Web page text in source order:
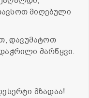
მიღებული
დავუმატოთ
მარწყვი.
მზადაა!